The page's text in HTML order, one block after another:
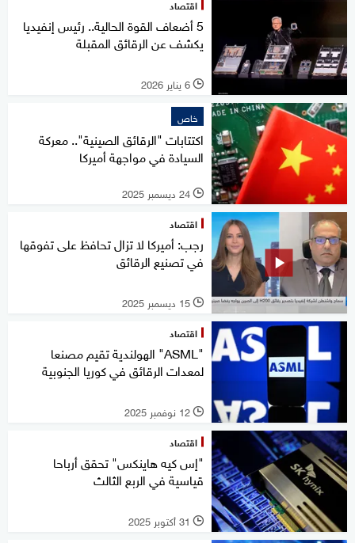
اقتصاد
5 أضعاف القوة الحالية.. رئيس إنفيديا
يكشف عن الرقائق المقبلة
l 6 يناير 2026
خاص
اكتتابات "الرقائق الصينية".. معركة
السيادة في مواجهة أميركا
l 24 ديسمبر 2025
اقتصاد
رجب: أميركا لا تزال تحافظ على تفوقها
في تصنيع الرقائق
l 15 ديسمبر 2025
اقتصاد
"ASML" الهولندية تقيم مصنعا
لمعدات الرقائق في كوريا الجنوبية
l 12 نوفمبر 2025
اقتصاد
"إس كيه هاينكس" تحقق أرباحا
قياسية في الربع الثالث
l 31 أكتوبر 2025